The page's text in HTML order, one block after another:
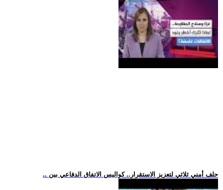
.. حلف أمني ثلاثي لتعزيز الاستقرار.. كواليس الاتفاق الدفاعي بين